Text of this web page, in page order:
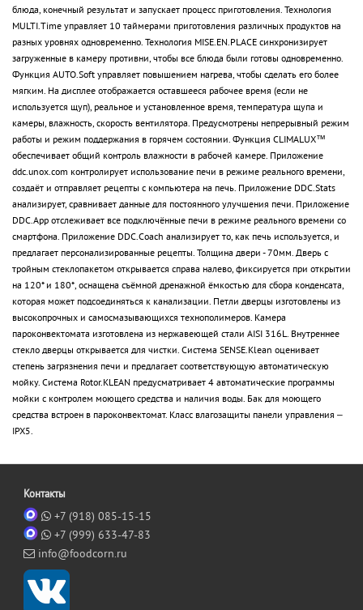
блюда, конечный результат и запускает процесс приготовления. Технология
MULTI.Time управляет 10 таймерами приготовления различных продуктов на
разных уровнях одновременно. Технология MISE.EN.PLACE синхронизирует
загруженные в камеру противни, чтобы все блюда были готовы одновременно.
Функция AUTO.Soft управляет повышением нагрева, чтобы сделать его более
мягким. На дисплее отображается оставшееся рабочее время (если не
используется щуп), реальное и установленное время, температура щупа и
камеры, влажность, скорость вентилятора. Предусмотрены непрерывный режим
работы и режим поддержания в горячем состоянии. Функция CLIMALUX™
обеспечивает общий контроль влажности в рабочей камере. Приложение
ddc.unox.com контролирует использование печи в режиме реального времени,
создаёт и отправляет рецепты с компьютера на печь. Приложение DDC.Stats
анализирует, сравнивает данные для постоянного улучшения печи. Приложение
DDC.App отслеживает все подключённые печи в режиме реального времени со
смартфона. Приложение DDC.Coach анализирует то, как печь используется, и
предлагает персонализированные рецепты. Толщина двери - 70мм. Дверь с
тройным стеклопакетом открывается справа налево, фиксируется при открытии
на 120* и 180*, оснащена съёмной дренажной ёмкостью для сбора конденсата,
которая может подсоединяться к канализации. Петли дверцы изготовлены из
высокопрочных и самосмазывающихся технополимеров. Камера
пароконвектомата изготовлена из нержавеющей стали AISI 316L. Внутреннее
стекло дверцы открывается для чистки. Система SENSE.Klean оценивает
степень загрязнения печи и предлагает соответствующую автоматическую
мойку. Система Rotor.KLEAN предусматривает 4 автоматические программы
мойки с контролем моющего средства и наличия воды. Бак для моющего
средства встроен в пароконвектомат. Класс влагозащиты панели управления –
IPX5.
Контакты
+7 (918) 085-15-15
+7 (999) 633-47-83
info@foodcorn.ru